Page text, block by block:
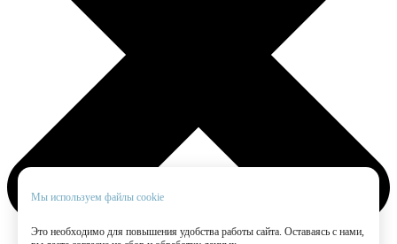
Мы используем файлы cookie
Это необходимо для повышения удобства работы сайта. Оставаясь с нами,